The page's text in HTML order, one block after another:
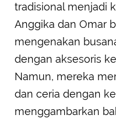
tradisional menjadi
Anggika dan Omar
mengenakan
dengan aksesoris
Namun, mereka
dan ceria dengan
menggambarkan